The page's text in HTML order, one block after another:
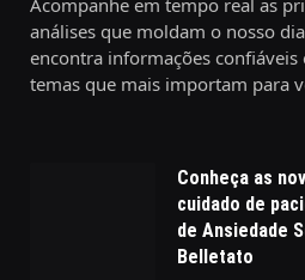
análises que moldam o nosso
encontra informações confiáveis
temas que mais importam para
Conheça as
cuidado de
de Ansiedade
Belletato